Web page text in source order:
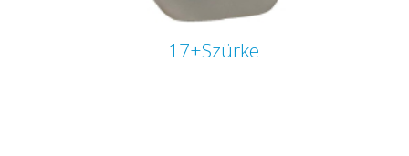
17+Szürke